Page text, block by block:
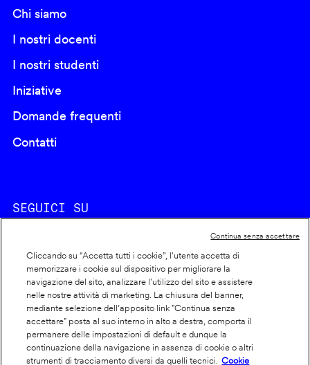
Chi siamo
I nostri docenti
I nostri studenti
Iniziative
Domande frequenti
Contatti
SEGUICI SU
Footer
info
Cookie policy
Dichiarazione di accessibilità
Privacy
Cliccando su “Accetta tutti i cookie”, l'utente accetta di
memorizzare i cookie sul dispositivo per migliorare la
navigazione del sito, analizzare l'utilizzo del sito e assistere
nelle nostre attività di marketing. La chiusura del banner,
mediante selezione dell’apposito link "Continua senza
accettare" posta al suo interno in alto a destra, comporta il
permanere delle impostazioni di default e dunque la
continuazione della navigazione in assenza di cookie o altri
strumenti di tracciamento diversi da quelli tecnici.
Cookie
Continua senza accettare